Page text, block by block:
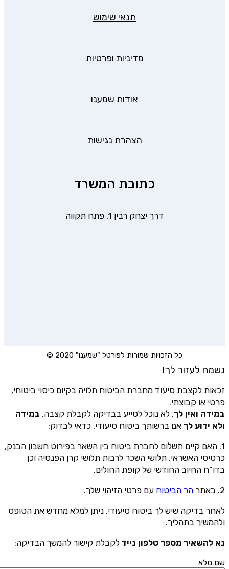
תנאי שימוש
מדיניות ופרטיות
אודות שמענו
הצהרת נגישות
כתובת המשרד
דרך יצחק רבין 1, פתח תקווה
כל הזכויות שמורות לפורטל "שמענו" 2020 ©
נשמח לעזור לך!
זכאות לקצבת סיעוד מחברת הביטוח תלויה בקיום כיסוי ביטוחי,
פרטי או קבוצתי.
במידה ואין לך, לא נוכל לסייע בבדיקה לקבלת קצבה, במידה
ולא ידוע לך אם ברשותך ביטוח סיעודי, כדאי לבדוק:
1. האם קיים תשלום לחברת ביטוח בין השאר בפירוט חשבון הבנק,
כרטיסי האשראי, תלושי השכר לרבות תלושי קרן הפנסיה וכן
בדו”ח החיוב החודשי של קופת החולים.
2. באתר
הר הביטוח עם פרטי הזיהוי שלך.
לאחר בדיקה שיש לך ביטוח סיעודי, ניתן למלא מחדש את הטופס
ולהמשיך בתהליך.
נא להשאיר מספר טלפון נייד לקבלת קישור להמשך הבדיקה:
שם מלא